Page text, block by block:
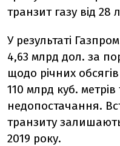
транзит газу від 28
У результаті
4,63 млрд дол. за
щодо річних
110 млрд куб.
недопостачання.
транзиту
2019 року.